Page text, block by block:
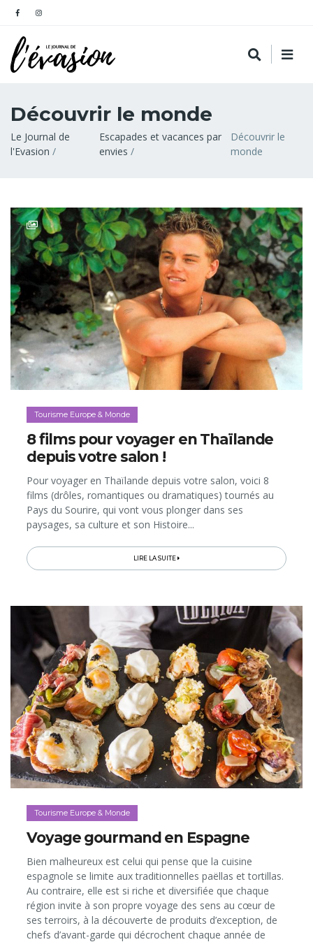
Découvrir le monde
Fil
d'Ariane
Le Journal de
l'Evasion
Escapades et vacances par
envies
Découvrir le
monde
Tourisme Europe & Monde
8 films pour voyager en Thaïlande
depuis votre salon !
Pour voyager en Thaïlande depuis votre salon, voici 8
films (drôles, romantiques ou dramatiques) tournés au
Pays du Sourire, qui vont vous plonger dans ses
paysages, sa culture et son Histoire...
LIRE LA SUITE
Tourisme Europe & Monde
Voyage gourmand en Espagne
Bien malheureux est celui qui pense que la cuisine
espagnole se limite aux traditionnelles paëllas et tortillas.
Au contraire, elle est si riche et diversifiée que chaque
région invite à son propre voyage des sens au cœur de
ses terroirs, à la découverte de produits d’exception, de
chefs d’avant-garde qui décrochent chaque année de